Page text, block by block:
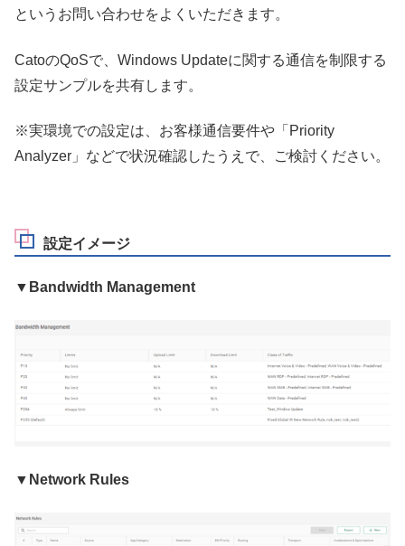
というお問い合わせをよくいただきます。
CatoのQoSで、Windows Updateに関する通信を制限する
設定サンプルを共有します。
※実環境での設定は、お客様通信要件や「Priority
Analyzer」などで状況確認したうえで、ご検討ください。
設定イメージ
▼Bandwidth Management
▼Network Rules